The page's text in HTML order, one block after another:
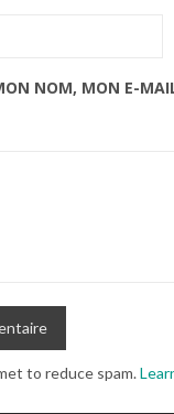
NOM, MON E-
to reduce spam.